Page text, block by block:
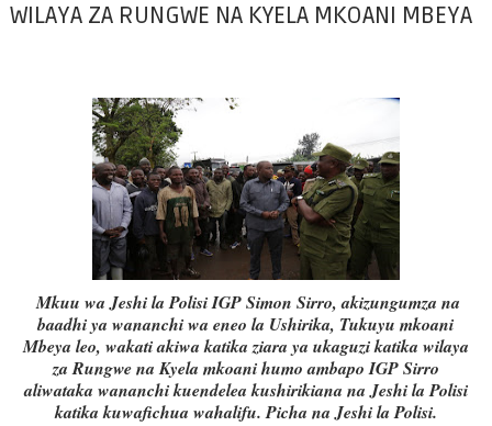
WILAYA ZA RUNGWE NA KYELA MKOANI MBEYA
Mkuu wa Jeshi la Polisi IGP Simon Sirro, akizungumza na
baadhi ya wananchi wa eneo la Ushirika, Tukuyu mkoani
Mbeya leo, wakati akiwa katika ziara ya ukaguzi katika wilaya
za Rungwe na Kyela mkoani humo ambapo IGP Sirro
aliwataka wananchi kuendelea kushirikiana na Jeshi la Polisi
katika kuwafichua wahalifu. Picha na Jeshi la Polisi.